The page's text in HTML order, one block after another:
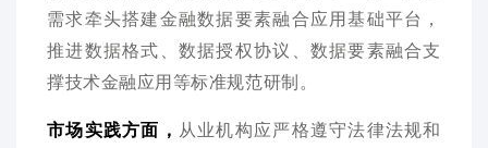
需求牵头搭建金融数据要素融合应用基础平台，
推进数据格式、数据授权协议、数据要素融合支
撑技术金融应用等标准规范研制。
市场实践方面， 从业机构应严格遵守法律法规和